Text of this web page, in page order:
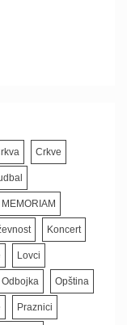
Crkve
MEMORIAM
Koncert
Lovci
Odbojka Opština
Praznici